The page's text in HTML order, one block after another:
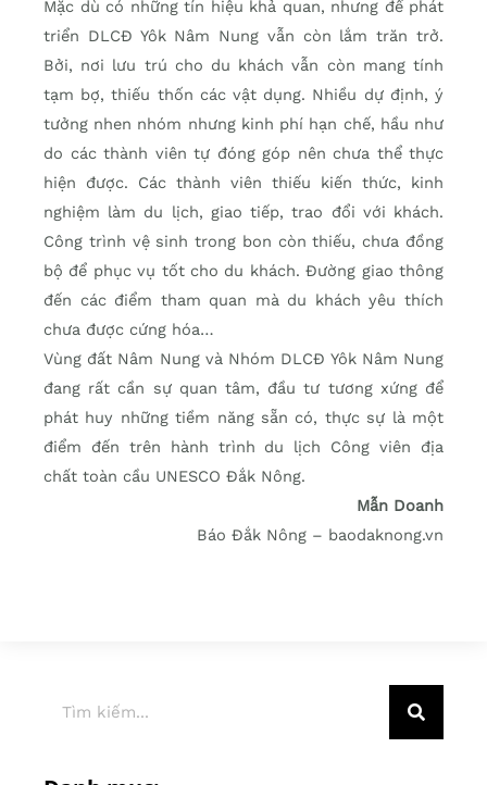
Mặc dù có những tín hiệu khả quan, nhưng để phát
triển DLCĐ Yôk Nâm Nung vẫn còn lắm trăn trở.
Bởi, nơi lưu trú cho du khách vẫn còn mang tính
tạm bợ, thiếu thốn các vật dụng. Nhiều dự định, ý
tưởng nhen nhóm nhưng kinh phí hạn chế, hầu như
do các thành viên tự đóng góp nên chưa thể thực
hiện được. Các thành viên thiếu kiến thức, kinh
nghiệm làm du lịch, giao tiếp, trao đổi với khách.
Công trình vệ sinh trong bon còn thiếu, chưa đồng
bộ để phục vụ tốt cho du khách. Đường giao thông
đến các điểm tham quan mà du khách yêu thích
chưa được cứng hóa…
Vùng đất Nâm Nung và Nhóm DLCĐ Yôk Nâm Nung
đang rất cần sự quan tâm, đầu tư tương xứng để
phát huy những tiềm năng sẵn có, thực sự là một
điểm đến trên hành trình du lịch Công viên địa
chất toàn cầu UNESCO Đắk Nông.
Mẫn Doanh
Báo Đắk Nông – baodaknong.vn